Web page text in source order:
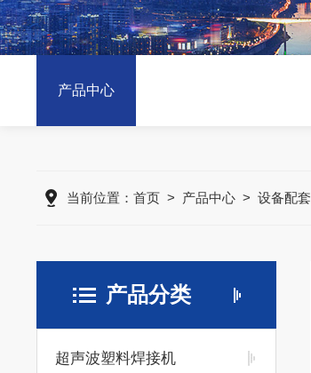
产品中心
当前位置： 首页> 产品中心> 设备配套
产品分类
超声波塑料焊接机